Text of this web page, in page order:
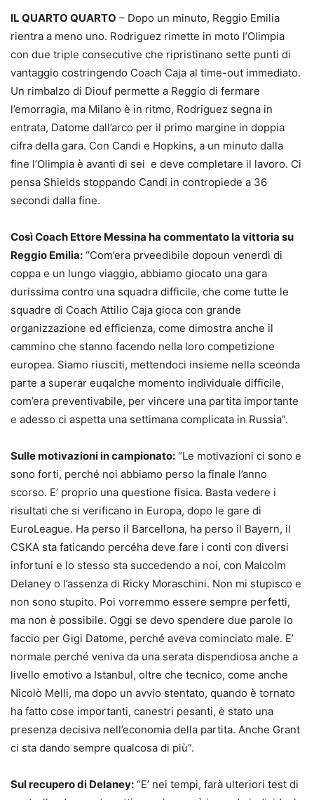
IL QUARTO QUARTO – Dopo un minuto, Reggio Emilia
rientra a meno uno. Rodriguez rimette in moto l’Olimpia
con due triple consecutive che ripristinano sette punti di
vantaggio costringendo Coach Caja al time-out immediato.
Un rimbalzo di Diouf permette a Reggio di fermare
l’emorragia, ma Milano è in ritmo, Rodriguez segna in
entrata, Datome dall’arco per il primo margine in doppia
cifra della gara. Con Candi e Hopkins, a un minuto dalla
fine l’Olimpia è avanti di sei e deve completare il lavoro. Ci
pensa Shields stoppando Candi in contropiede a 36
secondi dalla fine.
Così Coach Ettore Messina ha commentato la vittoria su
Reggio Emilia: “Com’era prveedibile dopoun venerdì di
coppa e un lungo viaggio, abbiamo giocato una gara
durissima contro una squadra difficile, che come tutte le
squadre di Coach Attilio Caja gioca con grande
organizzazione ed efficienza, come dimostra anche il
cammino che stanno facendo nella loro competizione
europea. Siamo riusciti, mettendoci insieme nella sceonda
parte a superar euqalche momento individuale difficile,
com’era preventivabile, per vincere una partita importante
e adesso ci aspetta una settimana complicata in Russia”.
Sulle motivazioni in campionato: “Le motivazioni ci sono e
sono forti, perché noi abbiamo perso la finale l’anno
scorso. E’ proprio una questione fisica. Basta vedere i
risultati che si verificano in Europa, dopo le gare di
EuroLeague. Ha perso il Barcellona, ha perso il Bayern, il
CSKA sta faticando percéha deve fare i conti con diversi
infortuni e lo stesso sta succedendo a noi, con Malcolm
Delaney o l’assenza di Ricky Moraschini. Non mi stupisco e
non sono stupito. Poi vorremmo essere sempre perfetti,
ma non è possibile. Oggi se devo spendere due parole lo
faccio per Gigi Datome, perché aveva cominciato male. E’
normale perché veniva da una serata dispendiosa anche a
livello emotivo a Istanbul, oltre che tecnico, come anche
Nicolò Melli, ma dopo un avvio stentato, quando è tornato
ha fatto cose importanti, canestri pesanti, è stato una
presenza decisiva nell’economia della partita. Anche Grant
ci sta dando sempre qualcosa di più”.
Sul recupero di Delaney: “E’ nei tempi, farà ulteriori test di